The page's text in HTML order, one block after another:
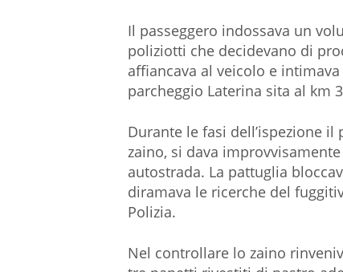
Il passeggero indossava un
poliziotti che decidevano di
affiancava al veicolo e
parcheggio Laterina sita al km
Durante le fasi dell’ispezione
zaino, si dava
autostrada. La pattuglia
diramava le ricerche del
Polizia.
Nel controllare lo zaino